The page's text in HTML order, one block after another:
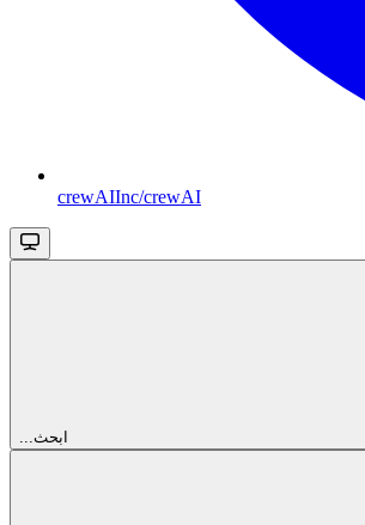
crewAIInc/crewAI
...ابحث